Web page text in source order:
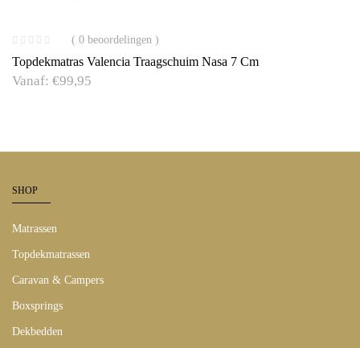
( 0 beoordelingen )
Topdekmatras Valencia Traagschuim Nasa 7 Cm
Vanaf: €99,95
SHOP
Matrassen
Topdekmatrassen
Caravan & Campers
Boxsprings
Dekbedden